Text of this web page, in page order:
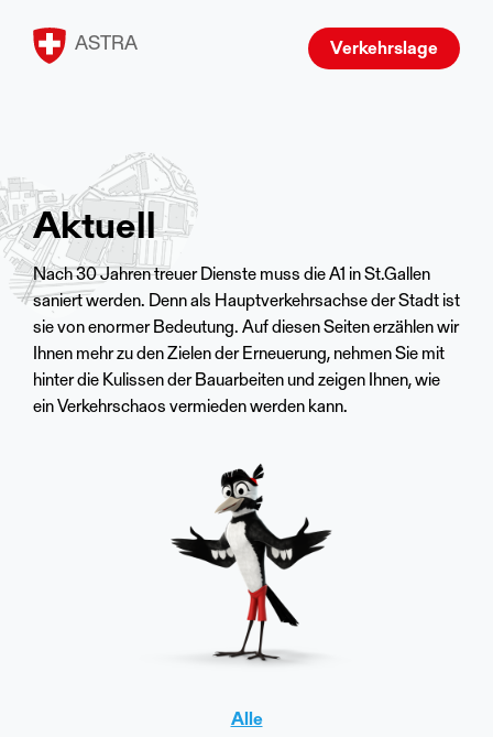
ASTRA Verkehrslage
Aktuell
Nach 30 Jahren treuer Dienste muss die A1 in St.Gallen
saniert werden. Denn als Hauptverkehrsachse der Stadt ist
sie von enormer Bedeutung. Auf diesen Seiten erzählen wir
Ihnen mehr zu den Zielen der Erneuerung, nehmen Sie mit
hinter die Kulissen der Bauarbeiten und zeigen Ihnen, wie
ein Verkehrschaos vermieden werden kann.
Alle